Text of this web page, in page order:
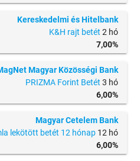
Kereskedelmi és Hitelbank
K&H rajt betét 2 hó
7,00%
Magyar Közösségi Bank
PRIZMA Forint Betét 3 hó
6,00%
Magyar Cetelem Bank
lekötött betét 12 hónap 12 hó
6,00%